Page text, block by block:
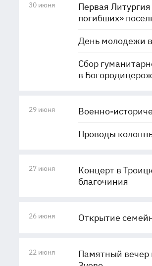
30 июня
Первая
погибших»
День молодежи
Сбор
в
29 июня
Военно-
Проводы
27 июня
Концерт в
благочиния
26 июня Открытие
22 июня
Памятный вечер